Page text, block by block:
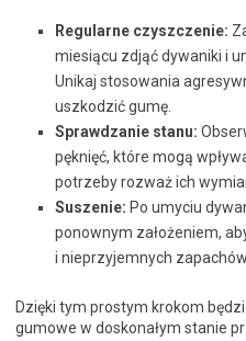
Regularne czyszczenie:
miesiącu zdjąć dywaniki i
Unikaj stosowania
uszkodzić gumę.
Sprawdzanie stanu:
pęknięć, które mogą
potrzeby rozważ ich
Suszenie: Po umyciu
ponownym założeniem,
i nieprzyjemnych zapachów.
Dzięki tym prostym krokom
gumowe w doskonałym stanie